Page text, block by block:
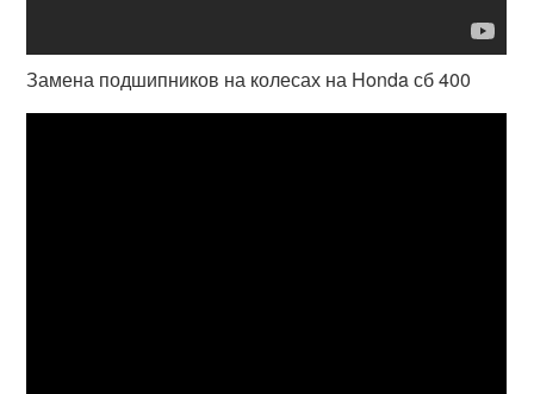
Замена подшипников на колесах на Honda сб 400